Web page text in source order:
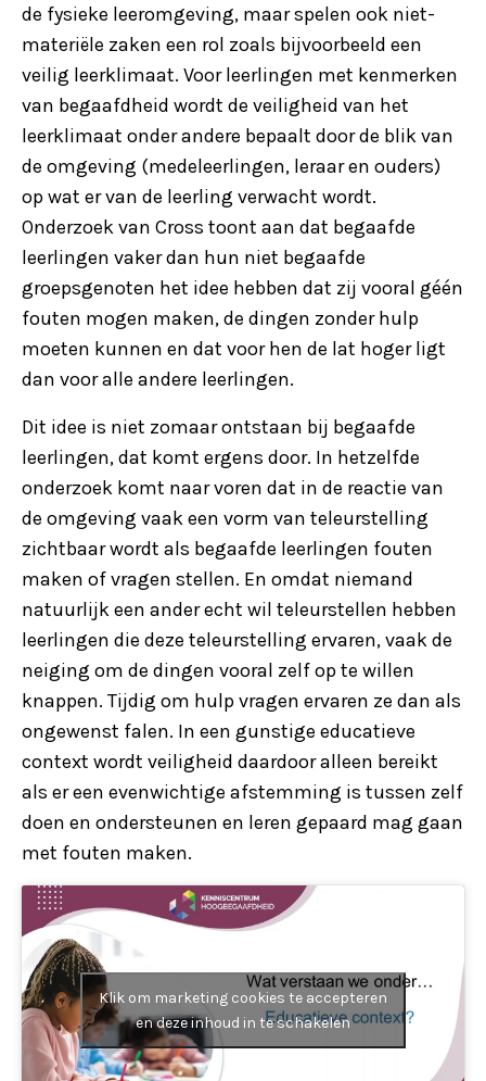
de fysieke leeromgeving, maar spelen ook niet-
materiële zaken een rol zoals bijvoorbeeld een
veilig leerklimaat. Voor leerlingen met kenmerken
van begaafdheid wordt de veiligheid van het
leerklimaat onder andere bepaalt door de blik van
de omgeving (medeleerlingen, leraar en ouders)
op wat er van de leerling verwacht wordt.
Onderzoek van Cross toont aan dat begaafde
leerlingen vaker dan hun niet begaafde
groepsgenoten het idee hebben dat zij vooral géén
fouten mogen maken, de dingen zonder hulp
moeten kunnen en dat voor hen de lat hoger ligt
dan voor alle andere leerlingen.
Dit idee is niet zomaar ontstaan bij begaafde
leerlingen, dat komt ergens door. In hetzelfde
onderzoek komt naar voren dat in de reactie van
de omgeving vaak een vorm van teleurstelling
zichtbaar wordt als begaafde leerlingen fouten
maken of vragen stellen. En omdat niemand
natuurlijk een ander echt wil teleurstellen hebben
leerlingen die deze teleurstelling ervaren, vaak de
neiging om de dingen vooral zelf op te willen
knappen. Tijdig om hulp vragen ervaren ze dan als
ongewenst falen. In een gunstige educatieve
context wordt veiligheid daardoor alleen bereikt
als er een evenwichtige afstemming is tussen zelf
doen en ondersteunen en leren gepaard mag gaan
met fouten maken.
Klik om marketing cookies te accepteren
en deze inhoud in te schakelen